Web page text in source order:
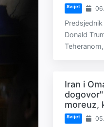
Svijet
Donald
Iran i
moreuz,
Svijet